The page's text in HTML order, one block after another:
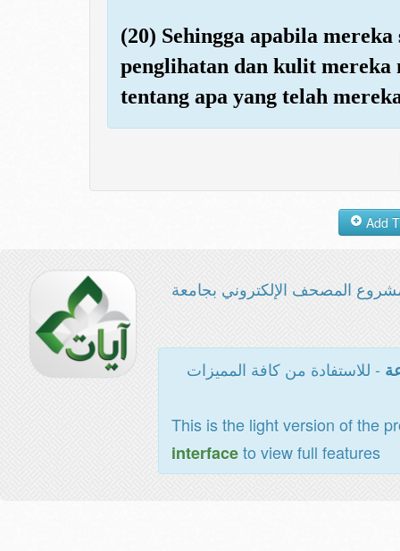
(20) Sehingga apabila
penglihatan dan kulit mereka
tentang apa yang telah
المصحف الإلكتروني بجامعة
- للاستفادة من كافة المميزات
This is the light version of the
interfaceto view full features